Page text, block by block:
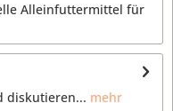
Alleinfuttermittel für
diskutieren... mehr